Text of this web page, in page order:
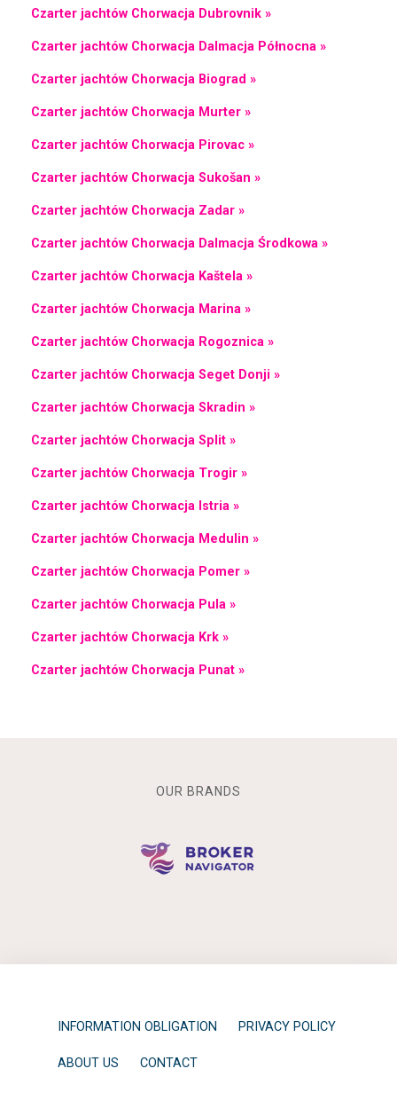
Czarter jachtów Chorwacja Dubrovnik »
Czarter jachtów Chorwacja Dalmacja Północna »
Czarter jachtów Chorwacja Biograd »
Czarter jachtów Chorwacja Murter »
Czarter jachtów Chorwacja Pirovac »
Czarter jachtów Chorwacja Sukošan »
Czarter jachtów Chorwacja Zadar »
Czarter jachtów Chorwacja Dalmacja Środkowa »
Czarter jachtów Chorwacja Kaštela »
Czarter jachtów Chorwacja Marina »
Czarter jachtów Chorwacja Rogoznica »
Czarter jachtów Chorwacja Seget Donji »
Czarter jachtów Chorwacja Skradin »
Czarter jachtów Chorwacja Split »
Czarter jachtów Chorwacja Trogir »
Czarter jachtów Chorwacja Istria »
Czarter jachtów Chorwacja Medulin »
Czarter jachtów Chorwacja Pomer »
Czarter jachtów Chorwacja Pula »
Czarter jachtów Chorwacja Krk »
Czarter jachtów Chorwacja Punat »
OUR BRANDS
INFORMATION OBLIGATION PRIVACY POLICY
ABOUT US CONTACT